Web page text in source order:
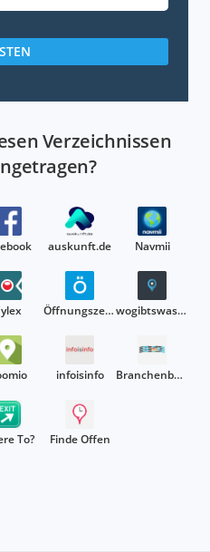
Verzeichnissen
auskunft.de Navmii
Öffnungszeitenbuch wogibtswas.de
infoisinfo Branchenbuch Deutschland
To? Finde Offen